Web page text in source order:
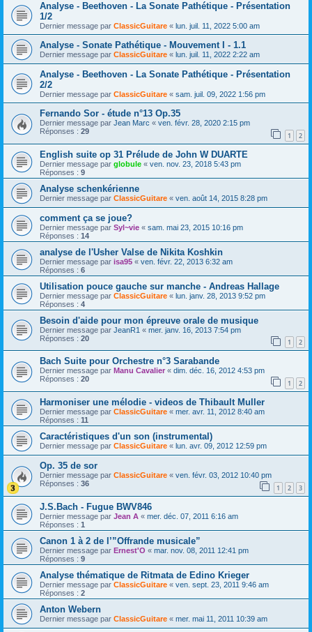
Analyse - Beethoven - La Sonate Pathétique - Présentation
1/2
Dernier message par ClassicGuitare « lun. juil. 11, 2022 5:00 am
Analyse - Sonate Pathétique - Mouvement I - 1.1
Dernier message par ClassicGuitare « lun. juil. 11, 2022 2:22 am
Analyse - Beethoven - La Sonate Pathétique - Présentation
2/2
Dernier message par ClassicGuitare « sam. juil. 09, 2022 1:56 pm
Fernando Sor - étude n°13 Op.35
Dernier message par Jean Marc « ven. févr. 28, 2020 2:15 pm
Réponses : 29 1 2
English suite op 31 Prélude de John W DUARTE
Dernier message par globule « ven. nov. 23, 2018 5:43 pm
Réponses : 9
Analyse schenkérienne
Dernier message par ClassicGuitare « ven. août 14, 2015 8:28 pm
comment ça se joue?
Dernier message par Syl~vie « sam. mai 23, 2015 10:16 pm
Réponses : 14
analyse de l'Usher Valse de Nikita Koshkin
Dernier message par isa95 « ven. févr. 22, 2013 6:32 am
Réponses : 6
Utilisation pouce gauche sur manche - Andreas Hallage
Dernier message par ClassicGuitare « lun. janv. 28, 2013 9:52 pm
Réponses : 4
Besoin d'aide pour mon épreuve orale de musique
Dernier message par JeanR1 « mer. janv. 16, 2013 7:54 pm
Réponses : 20 1 2
Bach Suite pour Orchestre n°3 Sarabande
Dernier message par Manu Cavalier « dim. déc. 16, 2012 4:53 pm
Réponses : 20 1 2
Harmoniser une mélodie - videos de Thibault Muller
Dernier message par ClassicGuitare « mer. avr. 11, 2012 8:40 am
Réponses : 11
Caractéristiques d'un son (instrumental)
Dernier message par ClassicGuitare « lun. avr. 09, 2012 12:59 pm
Op. 35 de sor
Dernier message par ClassicGuitare « ven. févr. 03, 2012 10:40 pm
Réponses : 36 1 2 3
J.S.Bach - Fugue BWV846
Dernier message par Jean A « mer. déc. 07, 2011 6:16 am
Réponses : 1
Canon 1 à 2 de l’”Offrande musicale”
Dernier message par Ernest'O « mar. nov. 08, 2011 12:41 pm
Réponses : 9
Analyse thématique de Ritmata de Edino Krieger
Dernier message par ClassicGuitare « ven. sept. 23, 2011 9:46 am
Réponses : 2
Anton Webern
Dernier message par ClassicGuitare « mer. mai 11, 2011 10:39 am